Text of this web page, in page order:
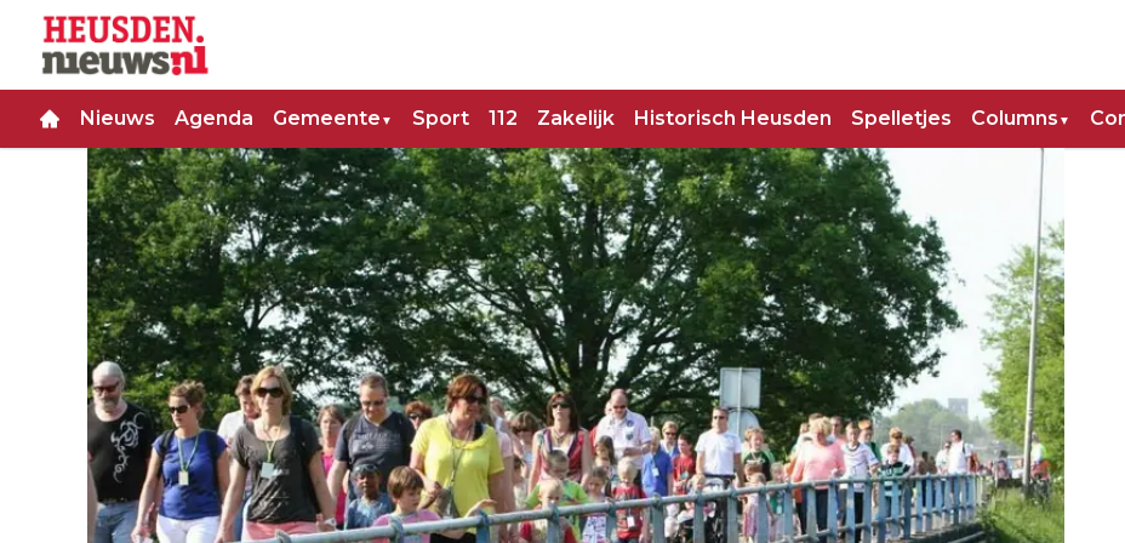
Nieuws Agenda Gemeente ▼ Sport 112 Zakelijk Historisch Heusden Spelletjes Columns ▼